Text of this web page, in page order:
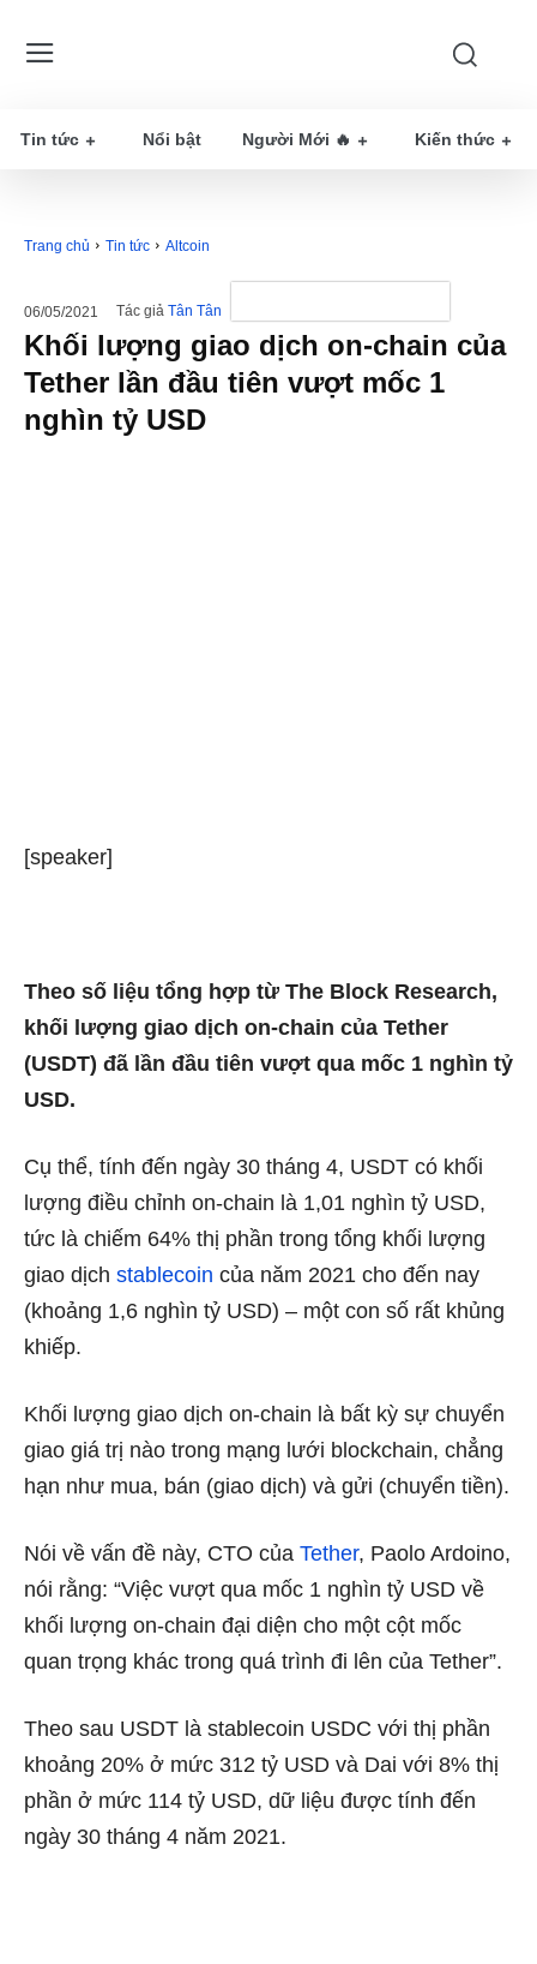
Tin tức Nổi bật Người Mới 🔥 Kiến thức
Trang chủ Tin tức Altcoin
06/05/2021 Tác giả Tân Tân
Khối lượng giao dịch on-chain của
Tether lần đầu tiên vượt mốc 1
nghìn tỷ USD
[speaker]
Theo số liệu tổng hợp từ The Block Research,
khối lượng giao dịch on-chain của Tether
(USDT) đã lần đầu tiên vượt qua mốc 1 nghìn tỷ
USD.
Cụ thể, tính đến ngày 30 tháng 4, USDT có khối
lượng điều chỉnh on-chain là 1,01 nghìn tỷ USD,
tức là chiếm 64% thị phần trong tổng khối lượng
giao dịch stablecoin của năm 2021 cho đến nay
(khoảng 1,6 nghìn tỷ USD) – một con số rất khủng
khiếp.
Khối lượng giao dịch on-chain là bất kỳ sự chuyển
giao giá trị nào trong mạng lưới blockchain, chẳng
hạn như mua, bán (giao dịch) và gửi (chuyển tiền).
Nói về vấn đề này, CTO của Tether, Paolo Ardoino,
nói rằng: “Việc vượt qua mốc 1 nghìn tỷ USD về
khối lượng on-chain đại diện cho một cột mốc
quan trọng khác trong quá trình đi lên của Tether”.
Theo sau USDT là stablecoin USDC với thị phần
khoảng 20% ​​ở mức 312 tỷ USD và Dai với 8% thị
phần ở mức 114 tỷ USD, dữ liệu được tính đến
ngày 30 tháng 4 năm 2021.